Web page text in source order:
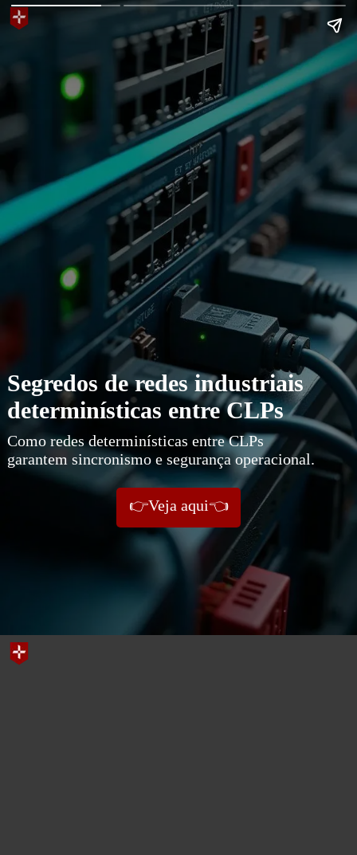
Segredos de redes industriais
determinísticas entre CLPs
Como redes determinísticas entre CLPs
garantem sincronismo e segurança operacional.
👉Veja aqui👈